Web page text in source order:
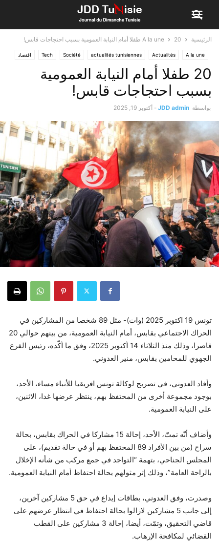
الرئيسية A la une 20 طفلا أمام النيابة العمومية بسبب احتجاجات قابس!
A la une
Actualités
actualités tunisiennes
Société
Tech اقتصاد
الأخبار الأولى
20 طفلا أمام النيابة العمومية
بسبب احتجاجات قابس!
بواسطة JDD admin
- أكتوبر 19, 2025
تونس 19 اكتوبر 2025 (وات)- مثل 89 شخصا من المشاركين في
الحراك الاجتماعي بقابس، أمام النيابة العمومية، من بينهم حوالي 20
قاصرا، وذلك منذ الثلاثاء 14 أكتوبر 2025، وفق ما أكّده، رئيس الفرع
الجهوي للمحامين بقابس، منير العدوني.
وأفاد العدوني، في تصريح لوكالة تونس افريقيا للأنباء مساء، الأحد،
بوجود مجموعة أخرى من المحتفظ بهم، ينتظر عرضها غدا، الاثنين،
على النيابة العمومية.
وأضاف أنّه تمتّ، الأحد، إحالة 15 مشاركا في الحراك بقابس، بحالة
سراح (من بين الأفراد 89 المحتفظ بهم أو في حالة تقديم)، على
المجلس الجناحي، بتهمة “التواجد في جمع مركب من شأنه الإخلال
بالراحة العامة”، وذلك إثر مثولهم بحالة احتفاظ أمام النيابة العمومية.
وصدرت، وفق العدوني، بطاقات إيداع في حق 5 مشاركين آخرين،
إلى جانب 5 مشاركين لازالوا بحالة احتفاظ في انتظار عرضهم على
قاضي التحقيق، وتمّت، أيضا، إحالة 3 مشاركين على القطب
القضائي لمكافحة الإرهاب.